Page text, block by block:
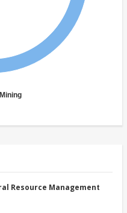
Resource Management